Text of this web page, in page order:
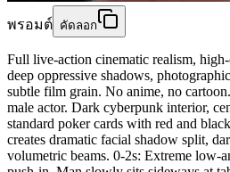
พรอมต์ คัดลอก
Full live-action cinematic realism,
deep oppressive shadows,
subtle film grain. No anime, no
male actor. Dark cyberpunk interior,
standard poker cards with red and
creates dramatic facial shadow split,
volumetric beams. 0-2s: Extreme low-